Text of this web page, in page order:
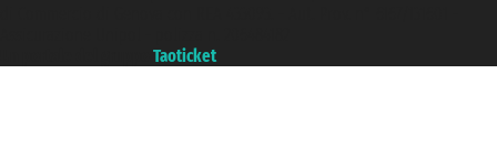
Taoticket